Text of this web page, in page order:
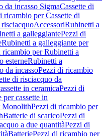
da incasso SigmaCassette di
ricambio per Cassette di
AccessoriRubinetti a
a galleggiantePezzi di
Rubinetti a galleggiante per
ricambio per Rubinetti a
esterneRubinetti a
da incassoPezzi di ricambio
di risciacquo da
in ceramicaPezzi di
cassette in
MonolithPezzi di ricambio per
Batterie di scaricoPezzi di
a due quantitàPezzi di
BatteriePezzi di ricambio per